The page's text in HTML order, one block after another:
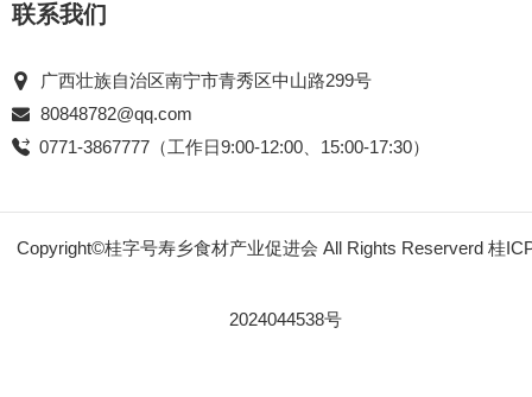
联系我们
广西壮族自治区南宁市青秀区中山路299号
80848782@qq.com
0771-3867777（工作日9:00-12:00、15:00-17:30）
Copyright©桂字号寿乡食材产业促进会 All Rights Reserverd 桂
2024044538号